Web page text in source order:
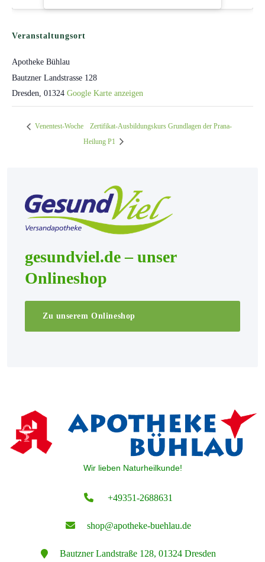
Veranstaltungsort
Apotheke Bühlau
Bautzner Landstrasse 128
Dresden, 01324 Google Karte anzeigen
Venentest-Woche
Zertifikat-Ausbildungskurs Grundlagen der Prana-
Heilung P1
gesundviel.de – unser
Onlineshop
Zu unserem Onlineshop
Wir lieben Naturheilkunde!
+49351-2688631
shop@apotheke-buehlau.de
Bautzner Landstraße 128, 01324 Dresden